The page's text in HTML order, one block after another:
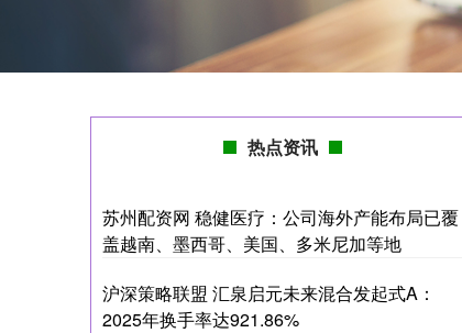
热点资讯
苏州配资网 稳健医疗：公司海外产能布局已覆
盖越南、墨西哥、美国、多米尼加等地
沪深策略联盟 汇泉启元未来混合发起式A：
2025年换手率达921.86%